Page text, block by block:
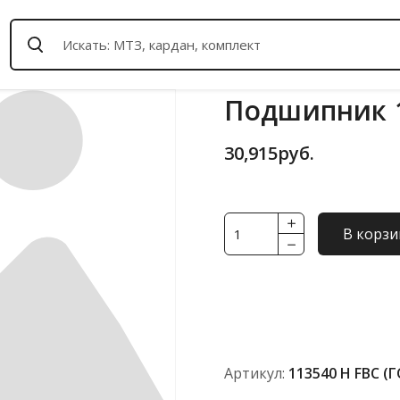
Подшипник
30,915руб.
Количество
товара
В
Артикул: 113540 Н FBC